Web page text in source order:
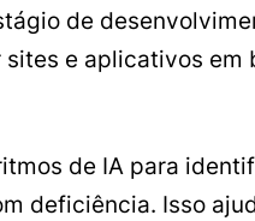
de
sites e aplicativos
de IA para
deficiência. Isso